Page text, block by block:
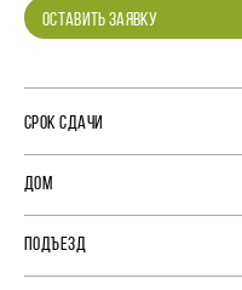
ОСТАВИТЬ ЗАЯВКУ
СРОК СДАЧИ
ДОМ
ПОДЪЕЗД